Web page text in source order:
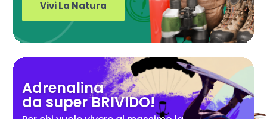
Vivi La Natura
Adrenalina
da super BRIVIDO!